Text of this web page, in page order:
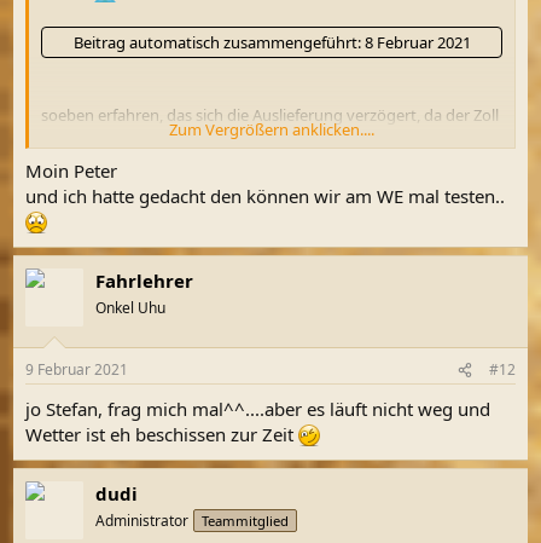
Beitrag automatisch zusammengeführt:8 Februar 2021
soeben erfahren, das sich die Auslieferung verzögert, da der Zoll
noch nicht durch ist....
sollte übermorgen kommen und nun
Zum Vergrößern anklicken....
Moin Peter
und ich hatte gedacht den können wir am WE mal testen..
Fahrlehrer
Onkel Uhu
9 Februar 2021 #12
jo Stefan, frag mich mal^^....aber es läuft nicht weg und
Wetter ist eh beschissen zur Zeit
dudi
Administrator Teammitglied